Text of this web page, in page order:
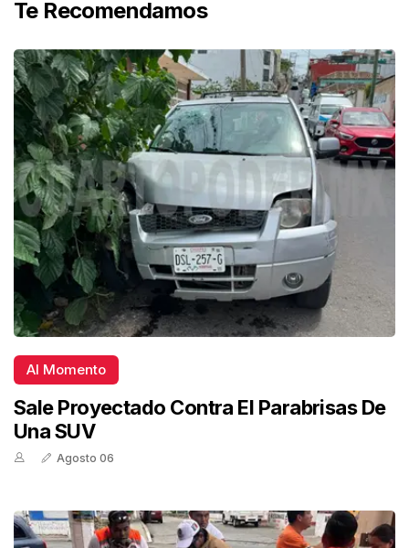
Te Recomendamos
Al Momento
Sale Proyectado Contra El Parabrisas De
Una SUV
Agosto 06